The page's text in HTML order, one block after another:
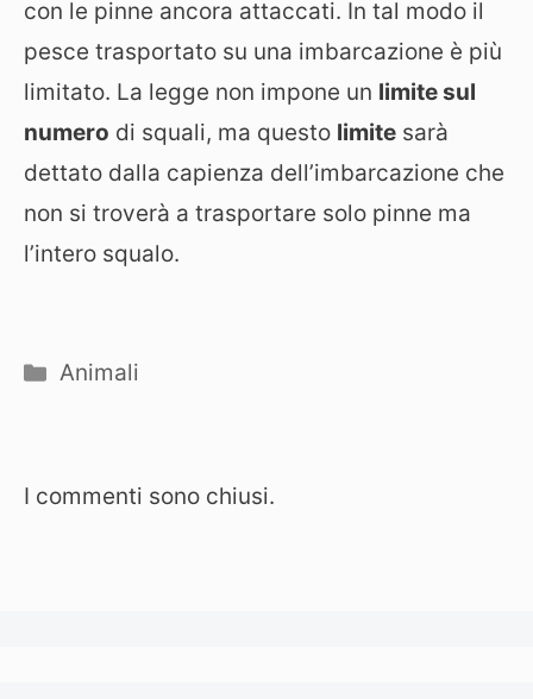
con le pinne ancora attaccati. In tal modo il
pesce trasportato su una imbarcazione è più
limitato. La legge non impone un limite sul
numero di squali, ma questo limite sarà
dettato dalla capienza dell’imbarcazione che
non si troverà a trasportare solo pinne ma
l’intero squalo.
Categorie
Animali
I commenti sono chiusi.